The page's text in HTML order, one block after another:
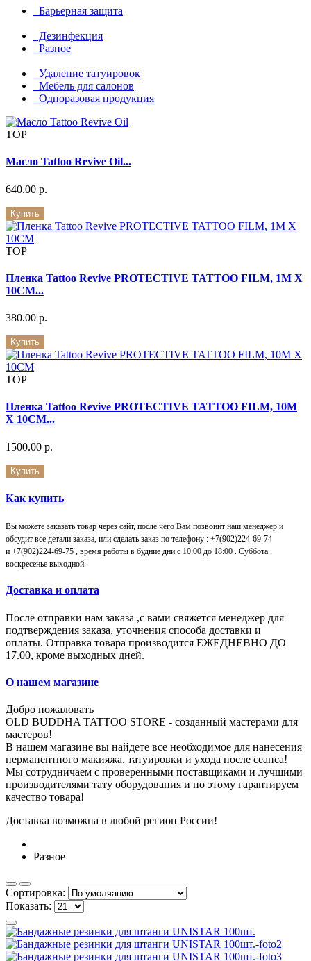
Барьерная защита
Дезинфекция
Разное
Удаление татуировок
Мебель для салонов
Одноразовая продукция
TOP
Масло Tattoo Revive Oil...
640.00 р.
Купить
TOP
Пленка Tattoo Revive PROTECTIVE TATTOO FILM, 1M X
10CM...
380.00 р.
Купить
TOP
Пленка Tattoo Revive PROTECTIVE TATTOO FILM, 10M
X 10CM...
1500.00 р.
Купить
Как купить
Вы можете заказать товар через сайт, после чего Вам позвонит наш менеджер и
обсудит все детали заказа, или сделать заказ по телефону : +7(902)224-69-74
и +7(902)224-69-75 , время работы в будние дни с 10:00 до 18:00 . Суббота ,
воскресенье выходной.
Доставка и оплата
После отправки нам заказа ,с вами свяжется менеджер для
подтверждения заказа, уточнения способа доставки и
оплаты. Отправка товара производится ЕЖЕДНЕВНО ДО
17.00, кроме выходных дней.
О нашем магазине
Добро пожаловать
OLD BUDDHA TATTOO STORE - созданный мастерами для
мастеров!
В нашем магазине вы найдете все необходимое для нанесения
перманентного макияжа, татуировки и ухода после сеанса!
Мы сотрудничаем с проверенными поставщиками и лучшими
производителями тату оборудования и по этому гарантируем
качество товара!
Доставка возможна в любой регион России!
Разное
Сортировка:
Показать: